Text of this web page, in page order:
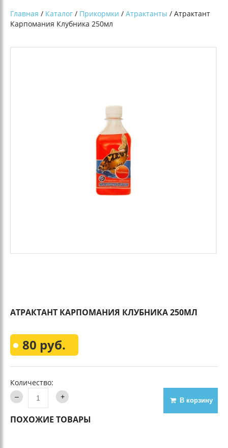
Главная / Каталог / Прикормки / Атрактанты / Атрактант
Карпомания Клубника 250мл
АТРАКТАНТ КАРПОМАНИЯ КЛУБНИКА 250МЛ
80 руб.
Количество:
В корзину
ПОХОЖИЕ ТОВАРЫ